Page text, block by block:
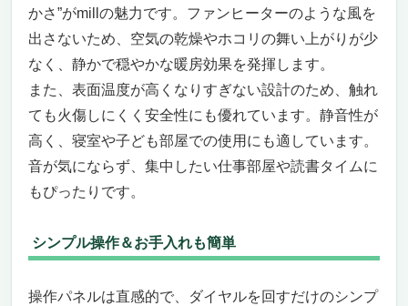
かさ”がmillの魅力です。ファンヒーターのような風を
出さないため、空気の乾燥やホコリの舞い上がりが少
なく、静かで穏やかな暖房効果を発揮します。
また、表面温度が高くなりすぎない設計のため、触れ
ても火傷しにくく安全性にも優れています。静音性が
高く、寝室や子ども部屋での使用にも適しています。
音が気にならず、集中したい仕事部屋や読書タイムに
もぴったりです。
シンプル操作＆お手入れも簡単
操作パネルは直感的で、ダイヤルを回すだけのシンプ